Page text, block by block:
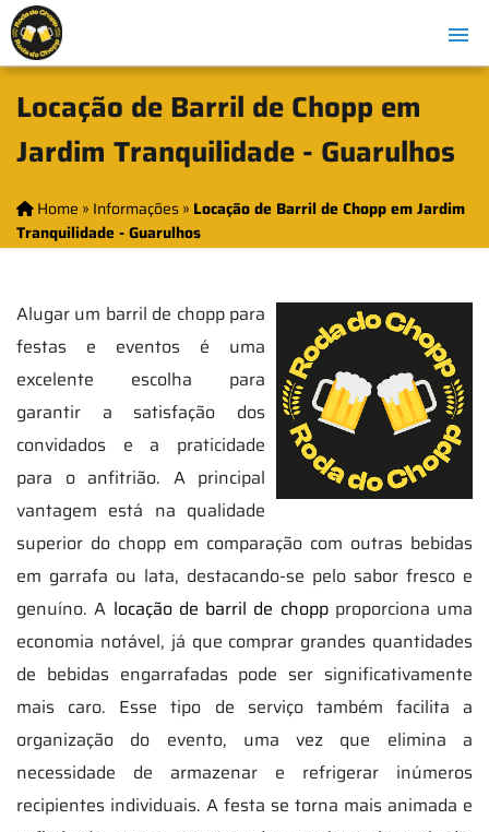
Locação de Barril de Chopp em
Jardim Tranquilidade - Guarulhos
Home » Informações» Locação de Barril de Chopp em Jardim
Tranquilidade - Guarulhos
Alugar um barril de chopp para
festas e eventos é uma
excelente escolha para
garantir a satisfação dos
convidados e a praticidade
para o anfitrião. A principal
vantagem está na qualidade
superior do chopp em comparação com outras bebidas
em garrafa ou lata, destacando-se pelo sabor fresco e
genuíno. A locação de barril de choppproporciona uma
economia notável, já que comprar grandes quantidades
de bebidas engarrafadas pode ser significativamente
mais caro. Esse tipo de serviço também facilita a
organização do evento, uma vez que elimina a
necessidade de armazenar e refrigerar inúmeros
recipientes individuais. A festa se torna mais animada e